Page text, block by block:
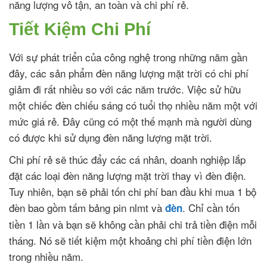
năng lượng vô tận, an toàn và chi phí rẻ.
Tiết Kiệm Chi Phí
Với sự phát triển của công nghệ trong những năm gần
đây, các sản phẩm đèn năng lượng mặt trời có chi phí
giảm đi rất nhiều so với các năm trước. Việc sử hữu
một chiếc đèn chiếu sáng có tuổi thọ nhiều năm một với
mức giá rẻ. Đây cũng có một thế mạnh mà người dùng
có được khi sử dụng đèn năng lượng mặt trời.
Chi phí rẻ sẽ thúc đẩy các cá nhân, doanh nghiệp lắp
đặt các loại đèn năng lượng mặt trời thay vì đèn điện.
Tuy nhiên, bạn sẽ phải tốn chi phí ban đầu khi mua 1 bộ
đèn bao gồm tấm bảng pin nlmt và đèn. Chỉ cần tốn
tiền 1 lần và bạn sẽ không cần phải chi trả tiền điện mỗi
tháng. Nó sẽ tiết kiệm một khoảng chi phí tiền điện lớn
trong nhiều năm.